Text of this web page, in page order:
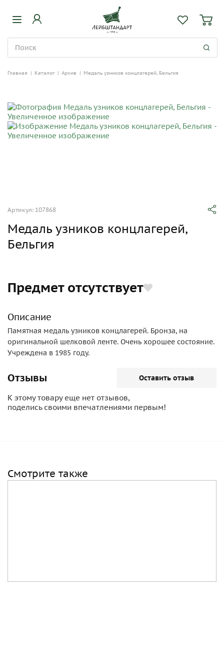
Главная | Каталог | Архив | Медаль узников концлагерей, Бельгия
Артикул: 107868
Медаль узников концлагерей,
Бельгия
Предмет отсутствует
Описание
Памятная медаль узников концлагерей. Бронза, на
оригинальной шелковой ленте. Очень хорошее состояние.
Учреждена в 1985 году.
Отзывы Оставить отзыв
К этому товару еще нет отзывов,
поделись своими впечатлениями первым!
Смотрите также